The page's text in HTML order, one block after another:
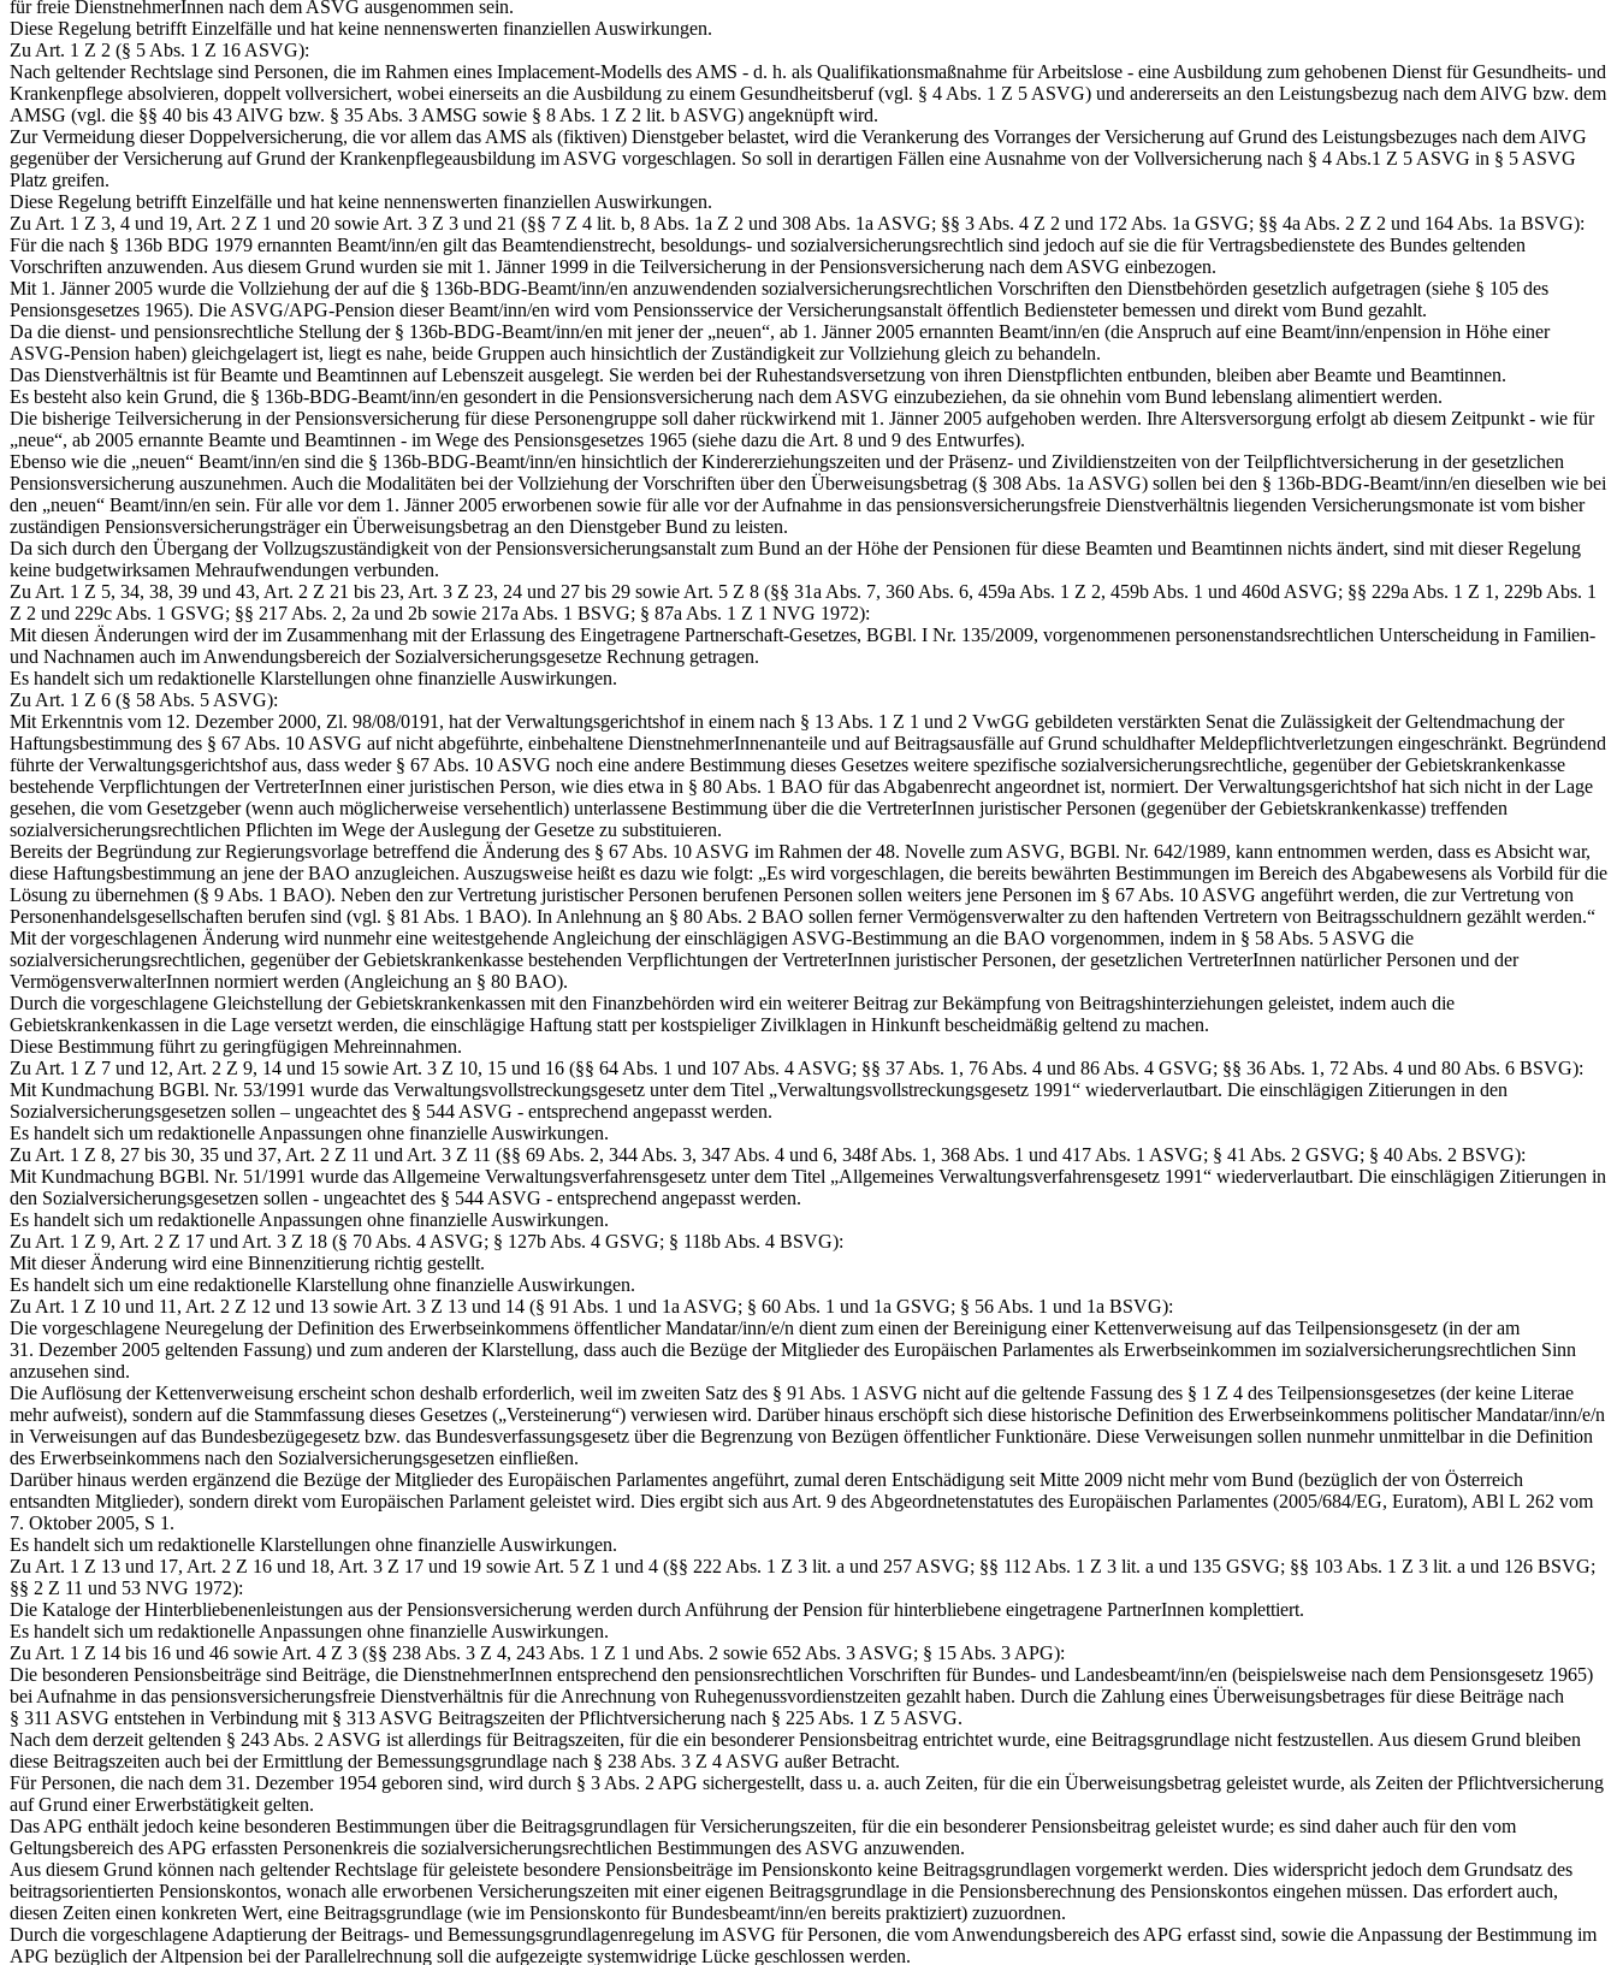
für freie DienstnehmerInnen nach dem ASVG ausgenommen sein.
Diese Regelung betrifft Einzelfälle und hat keine nennenswerten finanziellen Auswirkungen.
Zu Art. 1 Z 2 (§ 5 Abs. 1 Z 16 ASVG):
Nach geltender Rechtslage sind Personen, die im Rahmen eines Implacement‑Modells des AMS - d. h. als Qualifikationsmaßnahme für Arbeitslose - eine Ausbildung zum gehobenen Dienst für Gesundheits- und
Krankenpflege absolvieren, doppelt vollversichert, wobei einerseits an die Ausbildung zu einem Gesundheitsberuf (vgl. § 4 Abs. 1 Z 5 ASVG) und andererseits an den Leistungsbezug nach dem AlVG bzw. dem
AMSG (vgl. die §§ 40 bis 43 AlVG bzw. § 35 Abs. 3 AMSG sowie § 8 Abs. 1 Z 2 lit. b ASVG) angeknüpft wird.
Zur Vermeidung dieser Doppelversicherung, die vor allem das AMS als (fiktiven) Dienstgeber belastet, wird die Verankerung des Vorranges der Versicherung auf Grund des Leistungsbezuges nach dem AlVG
gegenüber der Versicherung auf Grund der Krankenpflegeausbildung im ASVG vorgeschlagen. So soll in derartigen Fällen eine Ausnahme von der Vollversicherung nach § 4 Abs.1 Z 5 ASVG in § 5 ASVG
Platz greifen.
Diese Regelung betrifft Einzelfälle und hat keine nennenswerten finanziellen Auswirkungen.
Zu Art. 1 Z 3, 4 und 19, Art. 2 Z 1 und 20 sowie Art. 3 Z 3 und 21 (§§ 7 Z 4 lit. b, 8 Abs. 1a Z 2 und 308 Abs. 1a ASVG; §§ 3 Abs. 4 Z 2 und 172 Abs. 1a GSVG; §§ 4a Abs. 2 Z 2 und 164 Abs. 1a BSVG):
Für die nach § 136b BDG 1979 ernannten Beamt/inn/en gilt das Beamtendienstrecht, besoldungs- und sozialversicherungsrechtlich sind jedoch auf sie die für Vertragsbedienstete des Bundes geltenden
Vorschriften anzuwenden. Aus diesem Grund wurden sie mit 1. Jänner 1999 in die Teilversicherung in der Pensionsversicherung nach dem ASVG einbezogen.
Mit 1. Jänner 2005 wurde die Vollziehung der auf die § 136b-BDG-Beamt/inn/en anzuwendenden sozialversicherungsrechtlichen Vorschriften den Dienstbehörden gesetzlich aufgetragen (siehe § 105 des
Pensionsgesetzes 1965). Die ASVG/APG-Pension dieser Beamt/inn/en wird vom Pensionsservice der Versicherungsanstalt öffentlich Bediensteter bemessen und direkt vom Bund gezahlt.
Da die dienst- und pensionsrechtliche Stellung der § 136b-BDG-Beamt/inn/en mit jener der „neuen“, ab 1. Jänner 2005 ernannten Beamt/inn/en (die Anspruch auf eine Beamt/inn/enpension in Höhe einer
ASVG-Pension haben) gleichgelagert ist, liegt es nahe, beide Gruppen auch hinsichtlich der Zuständigkeit zur Vollziehung gleich zu behandeln.
Das Dienstverhältnis ist für Beamte und Beamtinnen auf Lebenszeit ausgelegt. Sie werden bei der Ruhestandsversetzung von ihren Dienstpflichten entbunden, bleiben aber Beamte und Beamtinnen.
Es besteht also kein Grund, die § 136b-BDG-Beamt/inn/en gesondert in die Pensionsversicherung nach dem ASVG einzubeziehen, da sie ohnehin vom Bund lebenslang alimentiert werden.
Die bisherige Teilversicherung in der Pensionsversicherung für diese Personengruppe soll daher rückwirkend mit 1. Jänner 2005 aufgehoben werden. Ihre Altersversorgung erfolgt ab diesem Zeitpunkt - wie für
„neue“, ab 2005 ernannte Beamte und Beamtinnen - im Wege des Pensionsgesetzes 1965 (siehe dazu die Art. 8 und 9 des Entwurfes).
Ebenso wie die „neuen“ Beamt/inn/en sind die § 136b-BDG-Beamt/inn/en hinsichtlich der Kindererziehungszeiten und der Präsenz- und Zivildienstzeiten von der Teilpflichtversicherung in der gesetzlichen
Pensionsversicherung auszunehmen. Auch die Modalitäten bei der Vollziehung der Vorschriften über den Überweisungsbetrag (§ 308 Abs. 1a ASVG) sollen bei den § 136b-BDG-Beamt/inn/en dieselben wie bei
den „neuen“ Beamt/inn/en sein. Für alle vor dem 1. Jänner 2005 erworbenen sowie für alle vor der Aufnahme in das pensionsversicherungsfreie Dienstverhältnis liegenden Versicherungsmonate ist vom bisher
zuständigen Pensionsversicherungsträger ein Überweisungsbetrag an den Dienstgeber Bund zu leisten.
Da sich durch den Übergang der Vollzugszuständigkeit von der Pensionsversicherungsanstalt zum Bund an der Höhe der Pensionen für diese Beamten und Beamtinnen nichts ändert, sind mit dieser Regelung
keine budgetwirksamen Mehraufwendungen verbunden.
Zu Art. 1 Z 5, 34, 38, 39 und 43, Art. 2 Z 21 bis 23, Art. 3 Z 23, 24 und 27 bis 29 sowie Art. 5 Z 8 (§§ 31a Abs. 7, 360 Abs. 6, 459a Abs. 1 Z 2, 459b Abs. 1 und 460d ASVG; §§ 229a Abs. 1 Z 1, 229b Abs. 1
Z 2 und 229c Abs. 1 GSVG; §§ 217 Abs. 2, 2a und 2b sowie 217a Abs. 1 BSVG; § 87a Abs. 1 Z 1 NVG 1972):
Mit diesen Änderungen wird der im Zusammenhang mit der Erlassung des Eingetragene Partnerschaft-Gesetzes, BGBl. I Nr. 135/2009, vorgenommenen personenstandsrechtlichen Unterscheidung in Familien-
und Nachnamen auch im Anwendungsbereich der Sozialversicherungsgesetze Rechnung getragen.
Es handelt sich um redaktionelle Klarstellungen ohne finanzielle Auswirkungen.
Zu Art. 1 Z 6 (§ 58 Abs. 5 ASVG):
Mit Erkenntnis vom 12. Dezember 2000, Zl. 98/08/0191, hat der Verwaltungsgerichtshof in einem nach § 13 Abs. 1 Z 1 und 2 VwGG gebildeten verstärkten Senat die Zulässigkeit der Geltendmachung der
Haftungsbestimmung des § 67 Abs. 10 ASVG auf nicht abgeführte, einbehaltene DienstnehmerInnenanteile und auf Beitragsausfälle auf Grund schuldhafter Meldepflichtverletzungen eingeschränkt. Begründend
führte der Verwaltungsgerichtshof aus, dass weder § 67 Abs. 10 ASVG noch eine andere Bestimmung dieses Gesetzes weitere spezifische sozialversicherungsrechtliche, gegenüber der Gebietskrankenkasse
bestehende Verpflichtungen der VertreterInnen einer juristischen Person, wie dies etwa in § 80 Abs. 1 BAO für das Abgabenrecht angeordnet ist, normiert. Der Verwaltungsgerichtshof hat sich nicht in der Lage
gesehen, die vom Gesetzgeber (wenn auch möglicherweise versehentlich) unterlassene Bestimmung über die die VertreterInnen juristischer Personen (gegenüber der Gebietskrankenkasse) treffenden
sozialversicherungsrechtlichen Pflichten im Wege der Auslegung der Gesetze zu substituieren.
Bereits der Begründung zur Regierungsvorlage betreffend die Änderung des § 67 Abs. 10 ASVG im Rahmen der 48. Novelle zum ASVG, BGBl. Nr. 642/1989, kann entnommen werden, dass es Absicht war,
diese Haftungsbestimmung an jene der BAO anzugleichen. Auszugsweise heißt es dazu wie folgt: „Es wird vorgeschlagen, die bereits bewährten Bestimmungen im Bereich des Abgabewesens als Vorbild für die
Lösung zu übernehmen (§ 9 Abs. 1 BAO). Neben den zur Vertretung juristischer Personen berufenen Personen sollen weiters jene Personen im § 67 Abs. 10 ASVG angeführt werden, die zur Vertretung von
Personenhandelsgesellschaften berufen sind (vgl. § 81 Abs. 1 BAO). In Anlehnung an § 80 Abs. 2 BAO sollen ferner Vermögensverwalter zu den haftenden Vertretern von Beitragsschuldnern gezählt werden.“
Mit der vorgeschlagenen Änderung wird nunmehr eine weitestgehende Angleichung der einschlägigen ASVG-Bestimmung an die BAO vorgenommen, indem in § 58 Abs. 5 ASVG die
sozialversicherungsrechtlichen, gegenüber der Gebietskrankenkasse bestehenden Verpflichtungen der VertreterInnen juristischer Personen, der gesetzlichen VertreterInnen natürlicher Personen und der
VermögensverwalterInnen normiert werden (Angleichung an § 80 BAO).
Durch die vorgeschlagene Gleichstellung der Gebietskrankenkassen mit den Finanzbehörden wird ein weiterer Beitrag zur Bekämpfung von Beitragshinterziehungen geleistet, indem auch die
Gebietskrankenkassen in die Lage versetzt werden, die einschlägige Haftung statt per kostspieliger Zivilklagen in Hinkunft bescheidmäßig geltend zu machen.
Diese Bestimmung führt zu geringfügigen Mehreinnahmen.
Zu Art. 1 Z 7 und 12, Art. 2 Z 9, 14 und 15 sowie Art. 3 Z 10, 15 und 16 (§§ 64 Abs. 1 und 107 Abs. 4 ASVG; §§ 37 Abs. 1, 76 Abs. 4 und 86 Abs. 4 GSVG; §§ 36 Abs. 1, 72 Abs. 4 und 80 Abs. 6 BSVG):
Mit Kundmachung BGBl. Nr. 53/1991 wurde das Verwaltungsvollstreckungsgesetz unter dem Titel „Verwaltungsvollstreckungsgesetz 1991“ wiederverlautbart. Die einschlägigen Zitierungen in den
Sozialversicherungsgesetzen sollen – ungeachtet des § 544 ASVG - entsprechend angepasst werden.
Es handelt sich um redaktionelle Anpassungen ohne finanzielle Auswirkungen.
Zu Art. 1 Z 8, 27 bis 30, 35 und 37, Art. 2 Z 11 und Art. 3 Z 11 (§§ 69 Abs. 2, 344 Abs. 3, 347 Abs. 4 und 6, 348f Abs. 1, 368 Abs. 1 und 417 Abs. 1 ASVG; § 41 Abs. 2 GSVG; § 40 Abs. 2 BSVG):
Mit Kundmachung BGBl. Nr. 51/1991 wurde das Allgemeine Verwaltungsverfahrensgesetz unter dem Titel „Allgemeines Verwaltungsverfahrensgesetz 1991“ wiederverlautbart. Die einschlägigen Zitierungen in
den Sozialversicherungsgesetzen sollen - ungeachtet des § 544 ASVG - entsprechend angepasst werden.
Es handelt sich um redaktionelle Anpassungen ohne finanzielle Auswirkungen.
Zu Art. 1 Z 9, Art. 2 Z 17 und Art. 3 Z 18 (§ 70 Abs. 4 ASVG; § 127b Abs. 4 GSVG; § 118b Abs. 4 BSVG):
Mit dieser Änderung wird eine Binnenzitierung richtig gestellt.
Es handelt sich um eine redaktionelle Klarstellung ohne finanzielle Auswirkungen.
Zu Art. 1 Z 10 und 11, Art. 2 Z 12 und 13 sowie Art. 3 Z 13 und 14 (§ 91 Abs. 1 und 1a ASVG; § 60 Abs. 1 und 1a GSVG; § 56 Abs. 1 und 1a BSVG):
Die vorgeschlagene Neuregelung der Definition des Erwerbseinkommens öffentlicher Mandatar/inn/e/n dient zum einen der Bereinigung einer Kettenverweisung auf das Teilpensionsgesetz (in der am
31. Dezember 2005 geltenden Fassung) und zum anderen der Klarstellung, dass auch die Bezüge der Mitglieder des Europäischen Parlamentes als Erwerbseinkommen im sozialversicherungsrechtlichen Sinn
anzusehen sind.
Die Auflösung der Kettenverweisung erscheint schon deshalb erforderlich, weil im zweiten Satz des § 91 Abs. 1 ASVG nicht auf die geltende Fassung des § 1 Z 4 des Teilpensionsgesetzes (der keine Literae
mehr aufweist), sondern auf die Stammfassung dieses Gesetzes („Versteinerung“) verwiesen wird. Darüber hinaus erschöpft sich diese historische Definition des Erwerbseinkommens politischer Mandatar/inn/e/n
in Verweisungen auf das Bundesbezügegesetz bzw. das Bundesverfassungsgesetz über die Begrenzung von Bezügen öffentlicher Funktionäre. Diese Verweisungen sollen nunmehr unmittelbar in die Definition
des Erwerbseinkommens nach den Sozialversicherungsgesetzen einfließen.
Darüber hinaus werden ergänzend die Bezüge der Mitglieder des Europäischen Parlamentes angeführt, zumal deren Entschädigung seit Mitte 2009 nicht mehr vom Bund (bezüglich der von Österreich
entsandten Mitglieder), sondern direkt vom Europäischen Parlament geleistet wird. Dies ergibt sich aus Art. 9 des Abgeordnetenstatutes des Europäischen Parlamentes (2005/684/EG, Euratom), ABl L 262 vom
7. Oktober 2005, S 1.
Es handelt sich um redaktionelle Klarstellungen ohne finanzielle Auswirkungen.
Zu Art. 1 Z 13 und 17, Art. 2 Z 16 und 18, Art. 3 Z 17 und 19 sowie Art. 5 Z 1 und 4 (§§ 222 Abs. 1 Z 3 lit. a und 257 ASVG; §§ 112 Abs. 1 Z 3 lit. a und 135 GSVG; §§ 103 Abs. 1 Z 3 lit. a und 126 BSVG;
§§ 2 Z 11 und 53 NVG 1972):
Die Kataloge der Hinterbliebenenleistungen aus der Pensionsversicherung werden durch Anführung der Pension für hinterbliebene eingetragene PartnerInnen komplettiert.
Es handelt sich um redaktionelle Anpassungen ohne finanzielle Auswirkungen.
Zu Art. 1 Z 14 bis 16 und 46 sowie Art. 4 Z 3 (§§ 238 Abs. 3 Z 4, 243 Abs. 1 Z 1 und Abs. 2 sowie 652 Abs. 3 ASVG; § 15 Abs. 3 APG):
Die besonderen Pensionsbeiträge sind Beiträge, die DienstnehmerInnen entsprechend den pensionsrechtlichen Vorschriften für Bundes- und Landesbeamt/inn/en (beispielsweise nach dem Pensionsgesetz 1965)
bei Aufnahme in das pensionsversicherungsfreie Dienstverhältnis für die Anrechnung von Ruhegenussvordienstzeiten gezahlt haben. Durch die Zahlung eines Überweisungsbetrages für diese Beiträge nach
§ 311 ASVG entstehen in Verbindung mit § 313 ASVG Beitragszeiten der Pflichtversicherung nach § 225 Abs. 1 Z 5 ASVG.
Nach dem derzeit geltenden § 243 Abs. 2 ASVG ist allerdings für Beitragszeiten, für die ein besonderer Pensionsbeitrag entrichtet wurde, eine Beitragsgrundlage nicht festzustellen. Aus diesem Grund bleiben
diese Beitragszeiten auch bei der Ermittlung der Bemessungsgrundlage nach § 238 Abs. 3 Z 4 ASVG außer Betracht.
Für Personen, die nach dem 31. Dezember 1954 geboren sind, wird durch § 3 Abs. 2 APG sichergestellt, dass u. a. auch Zeiten, für die ein Überweisungsbetrag geleistet wurde, als Zeiten der Pflichtversicherung
auf Grund einer Erwerbstätigkeit gelten.
Das APG enthält jedoch keine besonderen Bestimmungen über die Beitragsgrundlagen für Versicherungszeiten, für die ein besonderer Pensionsbeitrag geleistet wurde; es sind daher auch für den vom
Geltungsbereich des APG erfassten Personenkreis die sozialversicherungsrechtlichen Bestimmungen des ASVG anzuwenden.
Aus diesem Grund können nach geltender Rechtslage für geleistete besondere Pensionsbeiträge im Pensionskonto keine Beitragsgrundlagen vorgemerkt werden. Dies widerspricht jedoch dem Grundsatz des
beitragsorientierten Pensionskontos, wonach alle erworbenen Versicherungszeiten mit einer eigenen Beitragsgrundlage in die Pensionsberechnung des Pensionskontos eingehen müssen. Das erfordert auch,
diesen Zeiten einen konkreten Wert, eine Beitragsgrundlage (wie im Pensionskonto für Bundesbeamt/inn/en bereits praktiziert) zuzuordnen.
Durch die vorgeschlagene Adaptierung der Beitrags- und Bemessungsgrundlagenregelung im ASVG für Personen, die vom Anwendungsbereich des APG erfasst sind, sowie die Anpassung der Bestimmung im
APG bezüglich der Altpension bei der Parallelrechnung soll die aufgezeigte systemwidrige Lücke geschlossen werden.